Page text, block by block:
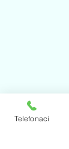
Telefonaci